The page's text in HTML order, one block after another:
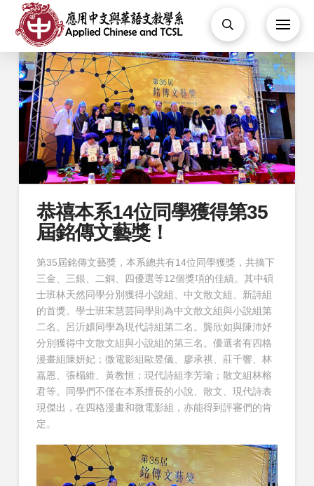
恭禧本系14位同學獲得第35
屆銘傳文藝獎！
第35屆銘傳文藝獎，本系總共有14位同學獲獎，共摘下
三金、三銀、二銅、四優選等12個獎項的佳績。其中碩
士班林天然同學分別獲得小說組、中文散文組、新詩組
的首獎。學士班宋慧芸同學則為中文散文組與小說組第
二名。呂沂嬛同學為現代詩組第二名。龔欣如與陳沛妤
分別獲得中文散文組與小說組的第三名。優選者有四格
漫畫組陳妍妃；微電影組歐昱儀、廖承祺、莊千響、林
嘉恩、張榻維、黃教恒；現代詩組李芳瑜；散文組林榕
君等。同學們不僅在本系擅長的小說、散文、現代詩表
現傑出，在四格漫畫和微電影組，亦能得到評審們的肯
定。